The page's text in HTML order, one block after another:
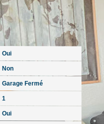
Oui
Non
Garage Fermé
1
Oui